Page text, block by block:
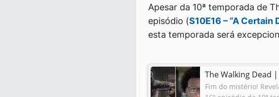
Apesar da 10ª temporada de
episódio (S10E16 – “A Certain
esta temporada será
The Walking Dead
Fim do mistério!